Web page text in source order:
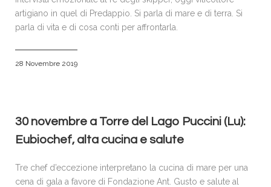
artigiano in quel di Predappio. Si parla di mare e di terra. Si
parla di vita e di cosa conti per affrontarla.
28 Novembre 2019
30 novembre a Torre del Lago Puccini (Lu):
Eubiochef, alta cucina e salute
Tre chef d’eccezione interpretano la cucina di mare per una
cena di gala a favore di Fondazione Ant. Gusto e salute al